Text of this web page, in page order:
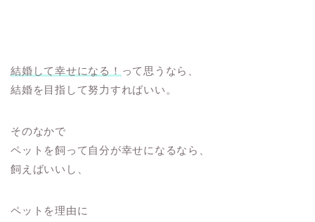
結婚して幸せになる！ って思うなら、
結婚を目指して努力すればいい。
そのなかで
ペットを飼って自分が幸せになるなら、
飼えばいいし、
ペットを理由に